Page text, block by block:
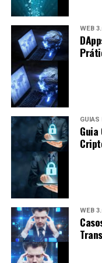
do setor
críticas devido
tornando-se
Futuro das
para XLM e
O futuro das
repleto de
podem incluir:
Crescimento
Stellar quanto
medida que
soluções
Adoção
influenciar o
WEB
GUIAS
WEB